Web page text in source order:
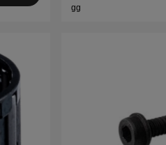
gg